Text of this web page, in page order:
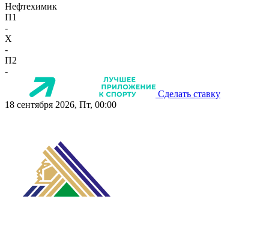
Нефтехимик
П1
-
X
-
П2
-
Сделать ставку
18 сентября 2026, Пт, 00:00